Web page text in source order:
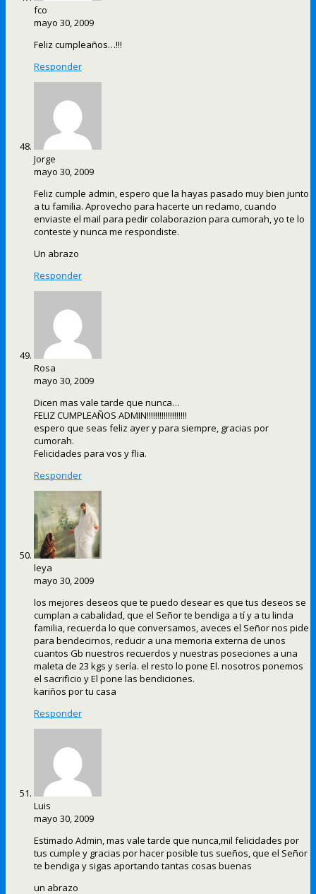
fco
mayo 30, 2009
Feliz cumpleaños…!!!
Responder
Jorge
mayo 30, 2009
Feliz cumple admin, espero que la hayas pasado muy bien junto
a tu familia. Aprovecho para hacerte un reclamo, cuando
enviaste el mail para pedir colaborazion para cumorah, yo te lo
conteste y nunca me respondiste.
Un abrazo
Responder
Rosa
mayo 30, 2009
Dicen mas vale tarde que nunca…
FELIZ CUMPLEAÑOS ADMIN!!!!!!!!!!!!!!!!!!!
espero que seas feliz ayer y para siempre, gracias por
cumorah.
Felicidades para vos y flia.
Responder
leya
mayo 30, 2009
los mejores deseos que te puedo desear es que tus deseos se
cumplan a cabalidad, que el Señor te bendiga a tí y a tu linda
familia, recuerda lo que conversamos, aveces el Señor nos pide
para bendecirnos, reducir a una memoria externa de unos
cuantos Gb nuestros recuerdos y nuestras poseciones a una
maleta de 23 kgs y sería. el resto lo pone El. nosotros ponemos
el sacrificio y El pone las bendiciones.
kariños por tu casa
Responder
Luis
mayo 30, 2009
Estimado Admin, mas vale tarde que nunca,mil felicidades por
tus cumple y gracias por hacer posible tus sueños, que el Señor
te bendiga y sigas aportando tantas cosas buenas
un abrazo